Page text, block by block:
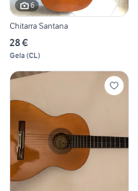
6
Chitarra Santana
28 €
Gela (CL)